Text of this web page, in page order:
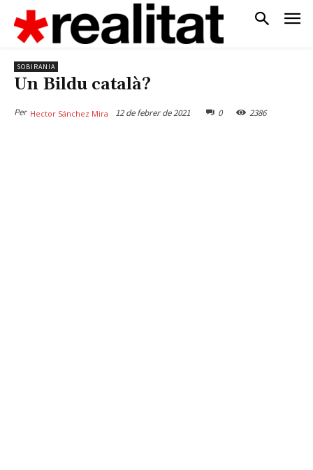
SOBIRANIA
Un Bildu català?
Per Hector Sánchez Mira 12 de febrer de 2021 0 2386